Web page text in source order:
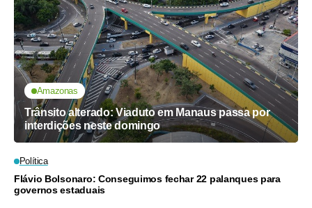
Amazonas
Trânsito alterado: Viaduto em Manaus passa por
interdições neste domingo
Política
Flávio Bolsonaro: Conseguimos fechar 22 palanques para
governos estaduais